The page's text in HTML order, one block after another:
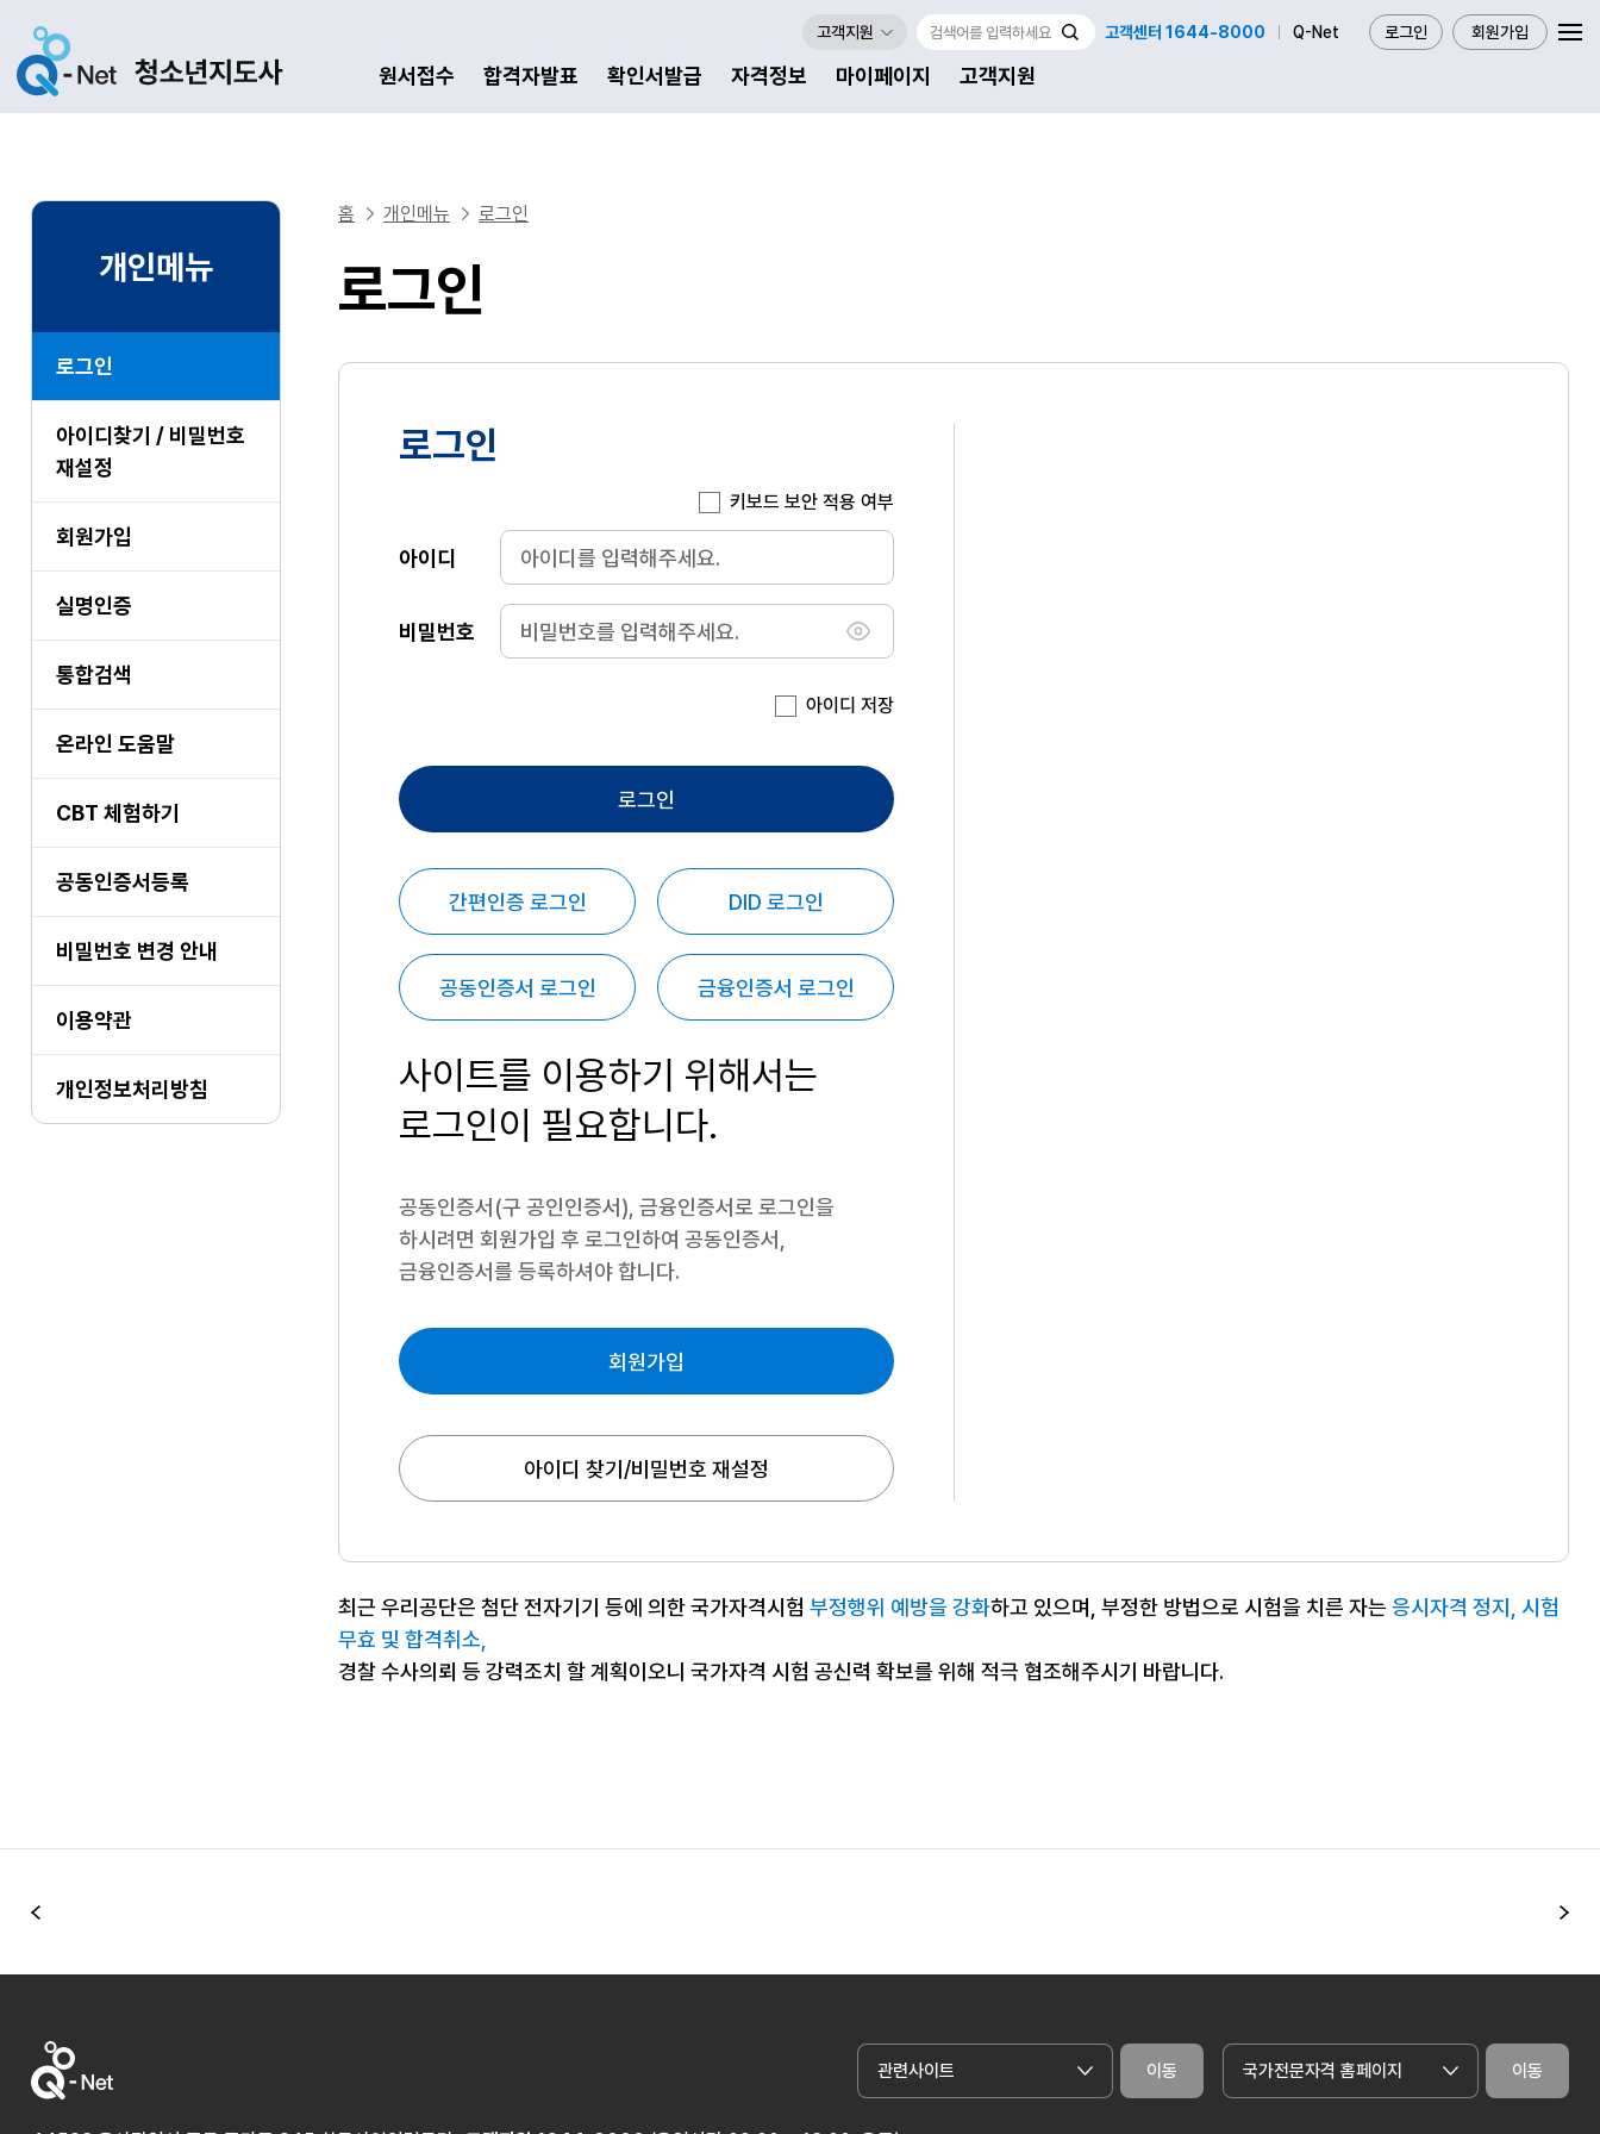
원서접수 합격자발표 확인서발급 자격정보 마이페이지 고객지원
로그인 회원가입
고객센터 1644-8000 Q-Net
고객지원
개인메뉴
로그인
아이디찾기 / 비밀번호
재설정
회원가입
실명인증
통합검색
온라인 도움말
CBT 체험하기
공동인증서등록
비밀번호 변경 안내
이용약관
개인정보처리방침
홈 개인메뉴 로그인
로그인
로그인
키보드 보안 적용 여부
아이디
비밀번호
아이디 저장
로그인
간편인증 로그인 DID 로그인
공동인증서 로그인 금융인증서 로그인
사이트를 이용하기 위해서는
로그인이 필요합니다.
공동인증서(구 공인인증서), 금융인증서로 로그인을
하시려면 회원가입 후 로그인하여 공동인증서,
금융인증서를 등록하셔야 합니다.
회원가입
아이디 찾기/비밀번호 재설정
최근 우리공단은 첨단 전자기기 등에 의한 국가자격시험 부정행위 예방을 강화하고 있으며, 부정한 방법으로 시험을 치른 자는 응시자격 정지, 시험
무효 및 합격취소,
경찰 수사의뢰 등 강력조치 할 계획이오니 국가자격 시험 공신력 확보를 위해 적극 협조해주시기 바랍니다.
관련사이트 이동 국가전문자격 홈페이지 이동